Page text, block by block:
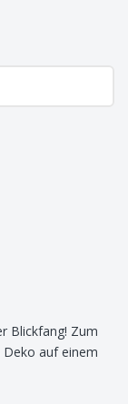
Blickfang! Zum
auf einem